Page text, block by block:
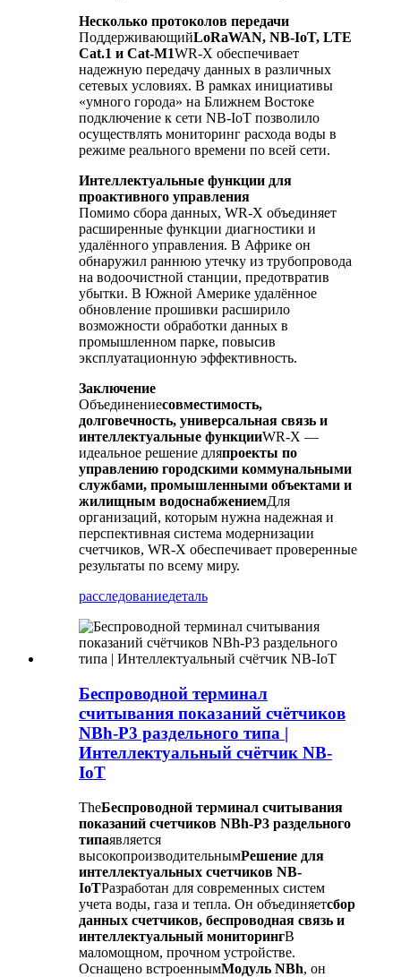
Несколько протоколов передачи
ПоддерживающийLoRaWAN, NB-IoT, LTE
Cat.1 и Cat-M1WR-X обеспечивает
надежную передачу данных в различных
сетевых условиях. В рамках инициативы
«умного города» на Ближнем Востоке
подключение к сети NB-IoT позволило
осуществлять мониторинг расхода воды в
режиме реального времени по всей сети.
Интеллектуальные функции для
проактивного управления
Помимо сбора данных, WR-X объединяет
расширенные функции диагностики и
удалённого управления. В Африке он
обнаружил раннюю утечку из трубопровода
на водоочистной станции, предотвратив
убытки. В Южной Америке удалённое
обновление прошивки расширило
возможности обработки данных в
промышленном парке, повысив
эксплуатационную эффективность.
Заключение
Объединениесовместимость,
долговечность, универсальная связь и
интеллектуальные функцииWR-X —
идеальное решение дляпроекты по
управлению городскими коммунальными
службами, промышленными объектами и
жилищным водоснабжениемДля
организаций, которым нужна надежная и
перспективная система модернизации
счетчиков, WR-X обеспечивает проверенные
результаты по всему миру.
расследованиедеталь
Беспроводной терминал
считывания показаний счётчиков
NBh-P3 раздельного типа |
Интеллектуальный счётчик NB-
IoT
TheБеспроводной терминал считывания
показаний счетчиков NBh-P3 раздельного
типаявляется
высокопроизводительнымРешение для
интеллектуальных счетчиков NB-
IoTРазработан для современных систем
учета воды, газа и тепла. Он объединяетсбор
данных счетчиков, беспроводная связь и
интеллектуальный мониторингВ
маломощном, прочном устройстве.
Оснащено встроеннымМодуль NBh, он